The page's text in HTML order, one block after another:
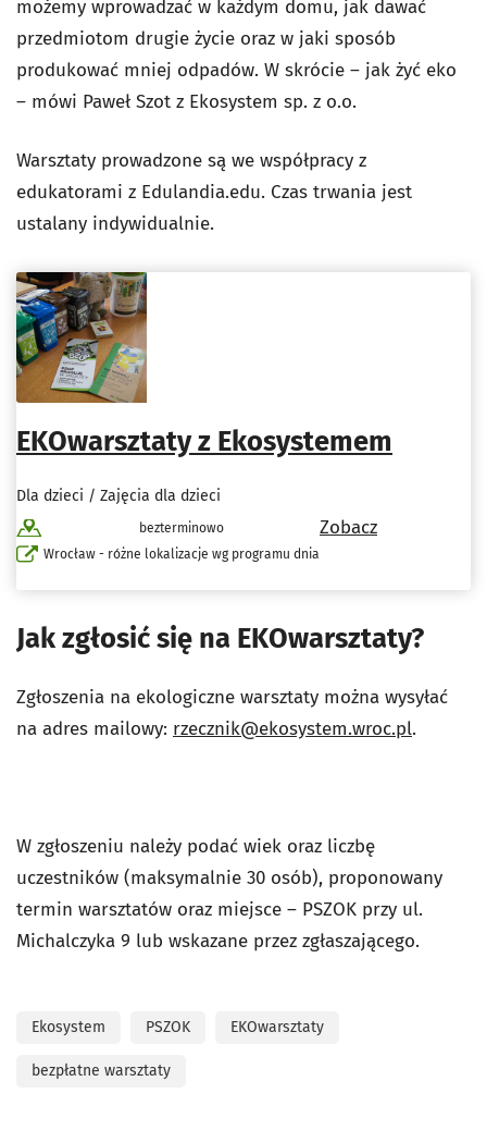
możemy wprowadzać w każdym domu, jak dawać
przedmiotom drugie życie oraz w jaki sposób
produkować mniej odpadów. W skrócie – jak żyć eko
– mówi Paweł Szot z Ekosystem sp. z o.o.
Warsztaty prowadzone są we współpracy z
edukatorami z Edulandia.edu. Czas trwania jest
ustalany indywidualnie.
EKOwarsztaty z Ekosystemem
Dla dzieci / Zajęcia dla dzieci
bezterminowo
Wrocław - różne lokalizacje wg programu dnia
Zobacz
Jak zgłosić się na EKOwarsztaty?
Zgłoszenia na ekologiczne warsztaty można wysyłać
na adres mailowy: rzecznik@ekosystem.wroc.pl.
W zgłoszeniu należy podać wiek oraz liczbę
uczestników (maksymalnie 30 osób), proponowany
termin warsztatów oraz miejsce – PSZOK przy ul.
Michalczyka 9 lub wskazane przez zgłaszającego.
Ekosystem PSZOK EKOwarsztaty
bezpłatne warsztaty